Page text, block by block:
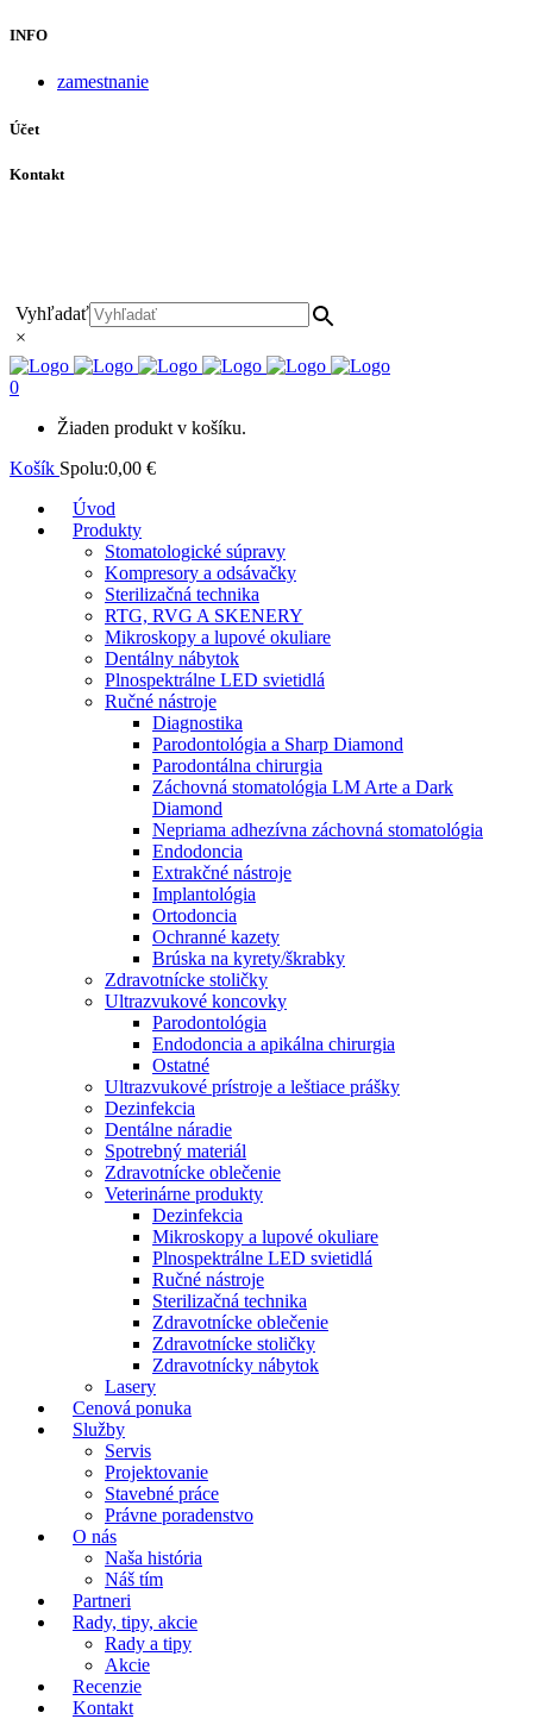
INFO
zamestnanie
Účet
Kontakt
Vyhľadať
×
0
Žiaden produkt v košíku.
Košík Spolu:0,00 €
Úvod
Produkty
Stomatologické súpravy
Kompresory a odsávačky
Sterilizačná technika
RTG, RVG A SKENERY
Mikroskopy a lupové okuliare
Dentálny nábytok
Plnospektrálne LED svietidlá
Ručné nástroje
Diagnostika
Parodontológia a Sharp Diamond
Parodontálna chirurgia
Záchovná stomatológia LM Arte a Dark
Diamond
Nepriama adhezívna záchovná stomatológia
Endodoncia
Extrakčné nástroje
Implantológia
Ortodoncia
Ochranné kazety
Brúska na kyrety/škrabky
Zdravotnícke stoličky
Ultrazvukové koncovky
Parodontológia
Endodoncia a apikálna chirurgia
Ostatné
Ultrazvukové prístroje a leštiace prášky
Dezinfekcia
Dentálne náradie
Spotrebný materiál
Zdravotnícke oblečenie
Veterinárne produkty
Dezinfekcia
Mikroskopy a lupové okuliare
Plnospektrálne LED svietidlá
Ručné nástroje
Sterilizačná technika
Zdravotnícke oblečenie
Zdravotnícke stoličky
Zdravotnícky nábytok
Lasery
Cenová ponuka
Služby
Servis
Projektovanie
Stavebné práce
Právne poradenstvo
O nás
Naša história
Náš tím
Partneri
Rady, tipy, akcie
Rady a tipy
Akcie
Recenzie
Kontakt